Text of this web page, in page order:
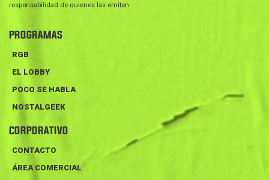
responsabilidad de quienes las emiten.
PROGRAMAS
RGB
EL LOBBY
POCO SE HABLA
NOSTALGEEK
CORPORATIVO
CONTACTO
ÁREA COMERCIAL